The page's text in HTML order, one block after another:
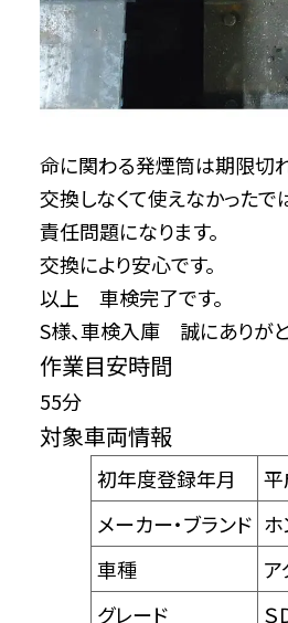
命に関わる発煙筒は期限切
交換しなくて使えなかったで
責任問題になります。
交換により安心です。
以上 車検完了です。
S様、車検入庫 誠にありがと
作業目安時間
55分
対象車両情報
初年度登録年月
メーカー・ブランド ホ
車種
ア
グレード
Ｓ